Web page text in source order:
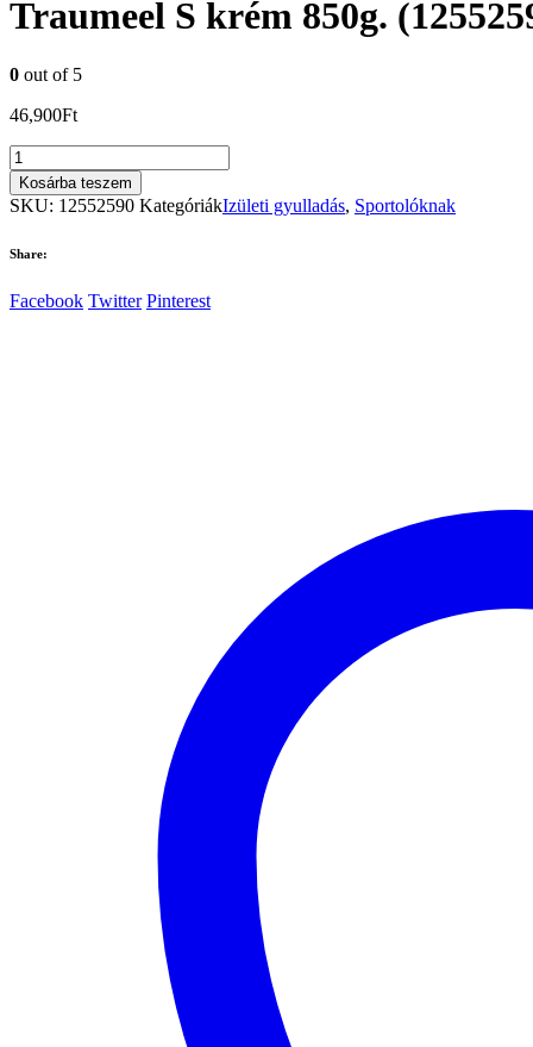
Traumeel S krém 850g.
0 out of 5
46,900Ft
Traumeel
S
krém
850g.
mennyiség
Kosárba teszem
SKU: 12552590 KategóriákIzületi gyulladás, Sportolóknak
Share:
Facebook Twitter Pinterest